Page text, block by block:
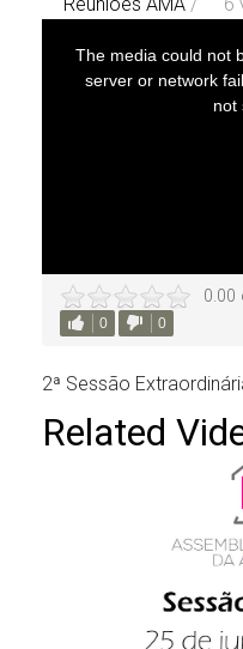
0.00
0 0
2ª Sessão
Related